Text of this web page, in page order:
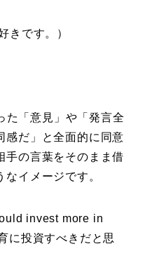
きです。）
た「意見」や「発言全
感だ」と全面的に同意
手の言葉をそのまま借
イメージです。
invest more in
に投資すべきだと思